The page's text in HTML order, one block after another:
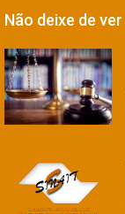
Não deixe de ver